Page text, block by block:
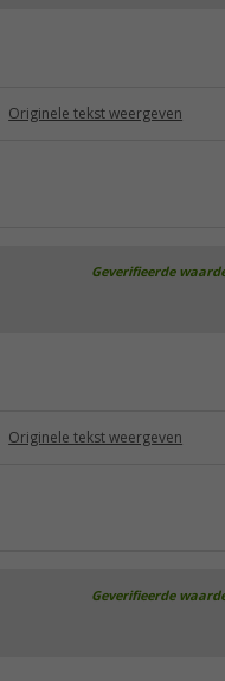
Originele tekst weergeven
Geverifieerde
Originele tekst weergeven
Geverifieerde